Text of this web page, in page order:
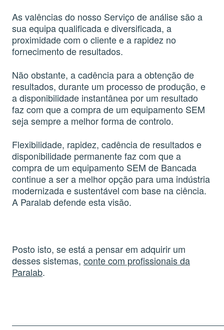
As valências do nosso Serviço de análise são a
sua equipa qualificada e diversificada, a
proximidade com o cliente e a rapidez no
fornecimento de resultados.
Não obstante, a cadência para a obtenção de
resultados, durante um processo de produção, e
a disponibilidade instantânea por um resultado
faz com que a compra de um equipamento SEM
seja sempre a melhor forma de controlo.
Flexibilidade, rapidez, cadência de resultados e
disponibilidade permanente faz com que a
compra de um equipamento SEM de Bancada
continue a ser a melhor opção para uma indústria
modernizada e sustentável com base na ciência.
A Paralab defende esta visão.
Posto isto, se está a pensar em adquirir um
desses sistemas, conte com profissionais da
Paralab.